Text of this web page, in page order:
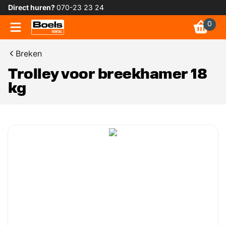
Direct huren?070-23 23 24
0
Breken
Trolley voor breekhamer 18
kg